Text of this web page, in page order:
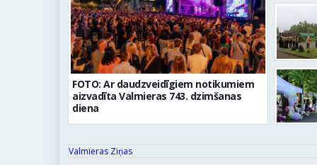
FOTO: Ar daudzveidīgiem notikumiem
aizvadīta Valmieras 743. dzimšanas
diena
Valmieras Ziņas